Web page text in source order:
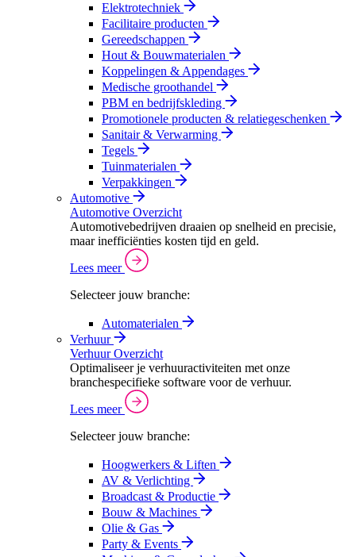
Elektrotechniek
Facilitaire producten
Gereedschappen
Hout & Bouwmaterialen
Koppelingen & Appendages
Medische groothandel
PBM en bedrijfskleding
Promotionele producten & relatiegeschenken
Sanitair & Verwarming
Tegels
Tuinmaterialen
Verpakkingen
Automotive
Automotive Overzicht
Automotivebedrijven draaien op snelheid en precisie,
maar inefficiënties kosten tijd en geld.
Lees meer
Selecteer jouw branche:
Automaterialen
Verhuur
Verhuur Overzicht
Optimaliseer je verhuuractiviteiten met onze
branchespecifieke software voor de verhuur.
Lees meer
Selecteer jouw branche:
Hoogwerkers & Liften
AV & Verlichting
Broadcast & Productie
Bouw & Machines
Olie & Gas
Party & Events